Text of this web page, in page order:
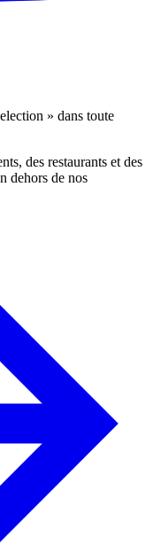
» dans toute
des restaurants et des
dehors de nos